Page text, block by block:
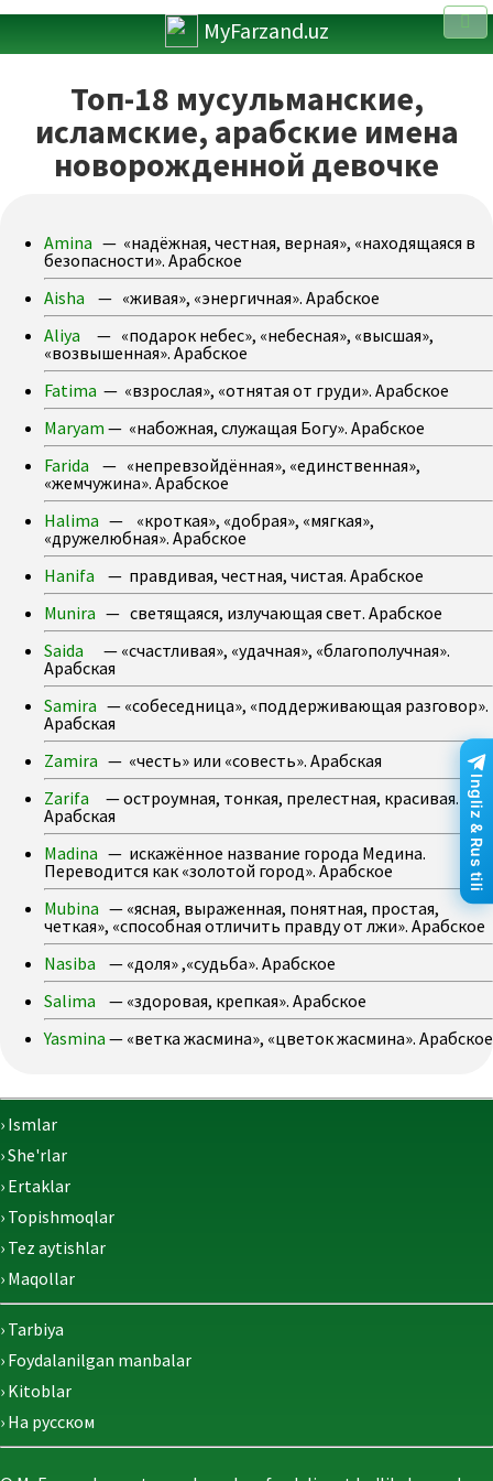
MyFarzand.uz
Топ-18 мусульманские,
исламские, арабские имена
новорожденной девочке
Amina — «надёжная, честная, верная», «находящаяся в
безопасности». Арабское
Aisha
— «живая», «энергичная». Арабское
Aliya
— «подарок небес», «небесная», «высшая»,
«возвышенная». Арабское
Fatima — «взрослая», «отнятая от груди». Арабское
Maryam — «набожная, служащая Богу». Арабское
Farida
— «непревзойдённая», «единственная»,
«жемчужина». Арабское
Halima — «кроткая», «добрая», «мягкая»,
«дружелюбная». Арабское
Hanifa
— правдивая, честная, чистая. Арабское
Munira — светящаяся, излучающая свет. Арабское
Saida
— «счастливая», «удачная», «благополучная».
Арабская
Samira — «собеседница», «поддерживающая разговор».
Арабская
Zamira — «честь» или «совесть». Арабская
Zarifa
— остроумная, тонкая, прелестная, красивая.
Арабская
Madina — искажённое название города Медина.
Переводится как «золотой город». Арабское
Mubina — «ясная, выраженная, понятная, простая,
четкая», «способная отличить правду от лжи». Арабское
Nasiba
— «доля» ,«судьба». Арабское
Salima
— «здоровая, крепкая». Арабское
Yasmina — «ветка жасмина», «цветок жасмина». Арабское
› Ismlar
› She'rlar
› Ertaklar
› Topishmoqlar
› Tez aytishlar
› Maqollar
› Tarbiya
› Foydalanilgan manbalar
› Kitoblar
› На русском
Ingliz & Rus tili